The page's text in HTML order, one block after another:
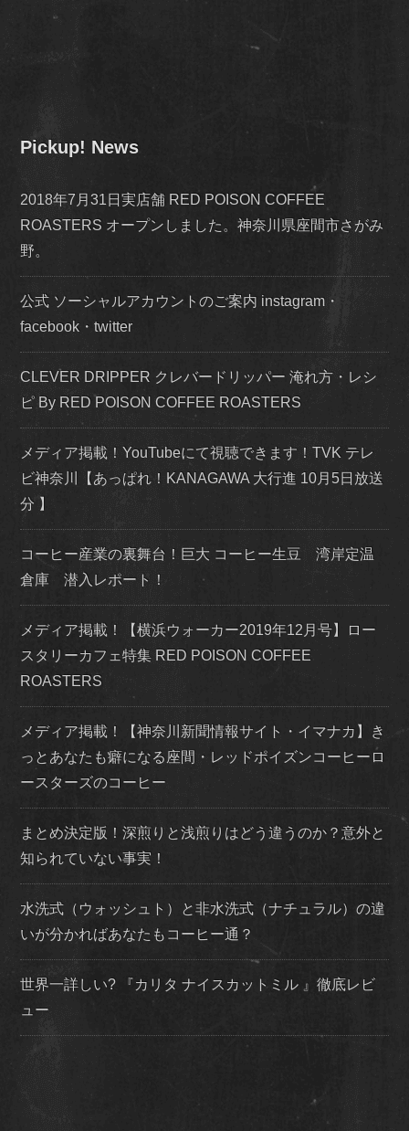
Pickup! News
2018年7月31日実店舗 RED POISON COFFEE
ROASTERS オープンしました。神奈川県座間市さがみ
野。
公式 ソーシャルアカウントのご案内 instagram・
facebook・twitter
CLEVER DRIPPER クレバードリッパー 淹れ方・レシ
ピ By RED POISON COFFEE ROASTERS
メディア掲載！YouTubeにて視聴できます！TVK テレ
ビ神奈川【あっぱれ！KANAGAWA 大行進 10月5日放送
分 】
コーヒー産業の裏舞台！巨大 コーヒー生豆 湾岸定温
倉庫 潜入レポート！
メディア掲載！【横浜ウォーカー2019年12月号】ロー
スタリーカフェ特集 RED POISON COFFEE
ROASTERS
メディア掲載！【神奈川新聞情報サイト・イマナカ】き
っとあなたも癖になる座間・レッドポイズンコーヒーロ
ースターズのコーヒー
まとめ決定版！深煎りと浅煎りはどう違うのか？意外と
知られていない事実！
水洗式（ウォッシュト）と非水洗式（ナチュラル）の違
いが分かればあなたもコーヒー通？
世界一詳しい? 『カリタ ナイスカットミル 』徹底レビ
ュー